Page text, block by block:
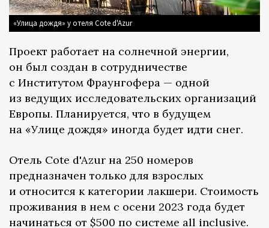
«Улица дождя» у отеля Cote d'Azur
Проект работает на солнечной энергии,
он был создан в сотрудничестве
с Институтом Фраунгофера — одной
из ведущих исследовательских организаций
Европы. Планируется, что в будущем
на «Улице дождя» иногда будет идти снег.
Отель Cote d'Azur на 250 номеров
предназначен только для взрослых
и относится к категории лакшери. Стоимость
проживания в нем с осени 2023 года будет
начинаться от $500 по системе аll inclusive.